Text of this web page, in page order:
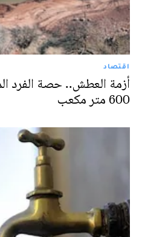
اقتصاد
أزمة العطش.. حصة الفرد
600 متر مكعب